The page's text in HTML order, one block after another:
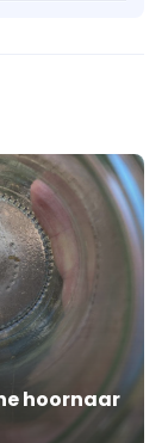
hoornaar